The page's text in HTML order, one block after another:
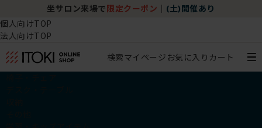
坐サロン来場で 限定クーポン (土)開催あり
個人向けTOP
法人向けTOP
検索マイページ お気に入り カート